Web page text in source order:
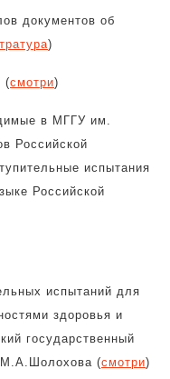
документов об
)
(смотри)
в МГГУ им.
Российской
испытания
Российской
испытаний для
здоровья и
государственный
М.А.Шолохова (смотри)